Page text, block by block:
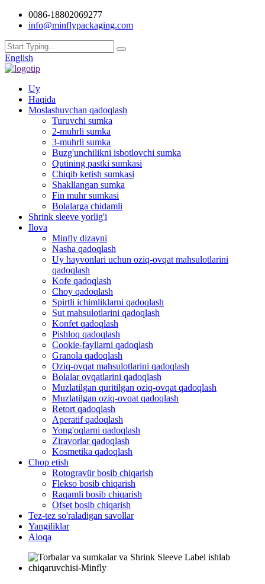
0086-18802069277
info@minflypackaging.com
English
Uy
Haqida
Moslashuvchan qadoqlash
Turuvchi sumka
2-muhrli sumka
3-muhrli sumka
Buzg'unchilikni isbotlovchi sumka
Qutining pastki sumkasi
Chiqib ketish sumkasi
Shakllangan sumka
Fin muhr sumkasi
Bolalarga chidamli
Shrink sleeve yorlig'i
Ilova
Minfly dizayni
Nasha qadoqlash
Uy hayvonlari uchun oziq-ovqat mahsulotlarini
qadoqlash
Kofe qadoqlash
Choy qadoqlash
Spirtli ichimliklarni qadoqlash
Sut mahsulotlarini qadoqlash
Konfet qadoqlash
Pishloq qadoqlash
Cookie-fayllarni qadoqlash
Granola qadoqlash
Oziq-ovqat mahsulotlarini qadoqlash
Bolalar ovqatlarini qadoqlash
Muzlatilgan quritilgan oziq-ovqat qadoqlash
Muzlatilgan oziq-ovqat qadoqlash
Retort qadoqlash
Aperatif qadoqlash
Yong'oqlarni qadoqlash
Ziravorlar qadoqlash
Kosmetika qadoqlash
Chop etish
Rotogravür bosib chiqarish
Flekso bosib chiqarish
Raqamli bosib chiqarish
Ofset bosib chiqarish
Tez-tez so'raladigan savollar
Yangiliklar
Aloqa